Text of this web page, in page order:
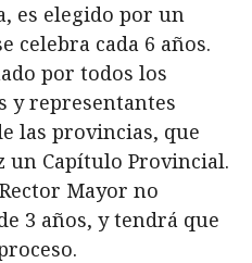
es elegido por un
celebra cada 6 años.
por todos los
y representantes
las provincias, que
un Capítulo Provincial.
Mayor no
3 años, y tendrá que